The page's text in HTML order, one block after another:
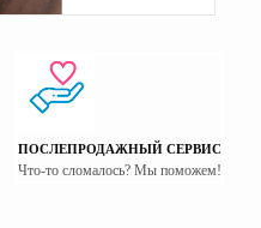
ПОСЛЕПРОДАЖНЫЙ СЕРВИС
Что-то сломалось? Мы поможем!